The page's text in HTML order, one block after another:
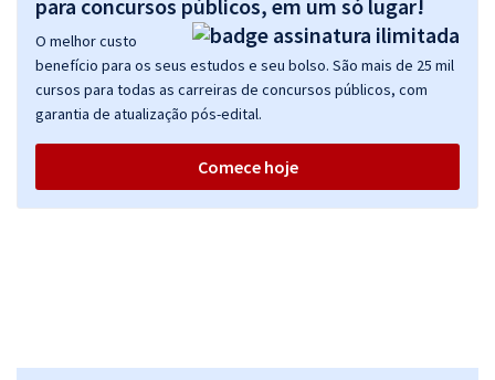
para concursos públicos, em um só lugar!
O melhor custo
benefício para os seus estudos e seu bolso. São mais de 25 mil
cursos para todas as carreiras de concursos públicos, com
garantia de atualização pós-edital.
Comece hoje